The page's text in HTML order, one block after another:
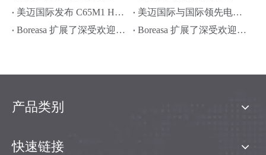
美迈国际发布 C65M1 HP 风机
美迈国际与国际领先电机厂商合作推出 C65P1 风机
Boreasa 扩展了深受欢迎的插针式驱动器系列
Boreasa 扩展了深受欢迎的 E1 系列驱动器
产品类别
快速链接